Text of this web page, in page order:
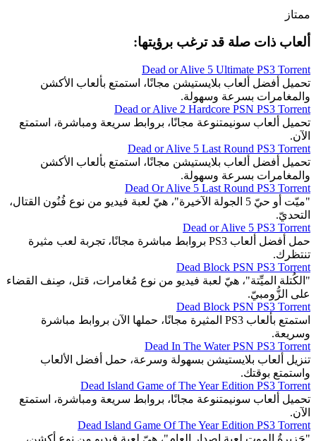
ممتاز
ألعاب ذات صلة قد ترغب برؤيتها:
Dead or Alive 5 Ultimate PS3 Torrent
تحميل أفضل ألعاب بلايستيشن مجانًا، استمتع بألعاب الأكشن
والمغامرات بسرعة وسهولة.
Dead or Alive 2 Hardcore PSN PS3 Torrent
تحميل ألعاب سونيمتنوعة مجانًا، بروابط سريعة ومباشرة، استمتع
الآن.
Dead or Alive 5 Last Round PS3 Torrent
تحميل أفضل ألعاب بلايستيشن مجانًا، استمتع بألعاب الأكشن
والمغامرات بسرعة وسهولة.
Dead Or Alive 5 Last Round PS3 Torrent
"ميّت أو حيّ 5 الجولة الآخيرة"، هيّ لعبة فيديو من نوع فُنُون القتال،
التحديّ.
Dead or Alive 5 PS3 Torrent
حمل أفضل ألعاب PS3 بروابط مباشرة مجانًا، تجربة لعب مثيرة
تنتظرك.
Dead Block PSN PS3 Torrent
"الكُتلة الميِّتة"، هيّ لعبة فيديو من نوع مُغامرات، قتل، صِنف القضاء
على الزُّومبيّ.
Dead Block PSN PS3 Torrent
استمتع بألعاب PS3 المثيرة مجانًا، حملها الآن بروابط مباشرة
وسريعة.
Dead In The Water PSN PS3 Torrent
تنزيل ألعاب بلايستيشن بسهولة وسرعة، حمل أفضل الألعاب
واستمتع بوقتك.
Dead Island Game of The Year Edition PS3 Torrent
تحميل ألعاب سونيمتنوعة مجانًا، بروابط سريعة ومباشرة، استمتع
الآن.
Dead Island Game Of The Year Edition PS3 Torrent
"جَزِيرةُ الموت لِعبة إِصدار العام"، هيّ لعبة فيديو من نوع أكشن،